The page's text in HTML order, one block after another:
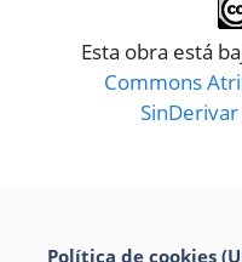
Esta obra está
Commons
Política de cookies